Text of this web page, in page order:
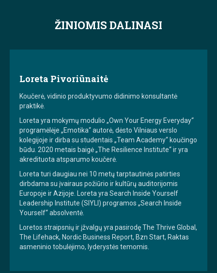
ŽINIOMIS DALINASI
Loreta Pivoriūnaitė
Koučerė, vidinio produktyvumo didinimo konsultantė
praktikė.
Loreta yra mokymų modulio „Own Your Energy Everyday“
programėlėje „Emotika“ autorė, dėsto Vilniaus verslo
kolegijoje ir dirba su studentais „Team Academy“ koučingo
būdu. 2020 metais baigė „The Resilience Institute“ ir yra
akredituota atsparumo koučerė.
Loreta turi daugiau nei 10 metų tarptautinės patirties
dirbdama su įvairaus požiūrio ir kultūrų auditorijomis
Europoje ir Azijoje. Loreta yra Search Inside Yourself
Leadership Institute (SIYLI) programos „Search Inside
Yourself“ absolventė.
Loretos straipsnių ir įžvalgų yra pasirodę The Thrive Global,
The Lifehack, Nordic Business Report, Bzn Start, Raktas
asmeninio tobulėjimo, lyderystės temomis.